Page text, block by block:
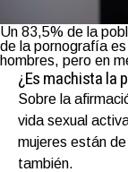
Un 83,5% de la
de la pornografía
hombres, pero en
¿Es machista la
Sobre la
vida sexual
mujeres están
también.